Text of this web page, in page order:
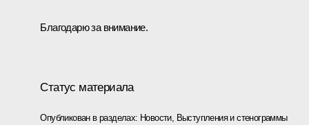
Благодарю за внимание.
Статус материала
Опубликован в разделах: Новости, Выступления и стенограммы